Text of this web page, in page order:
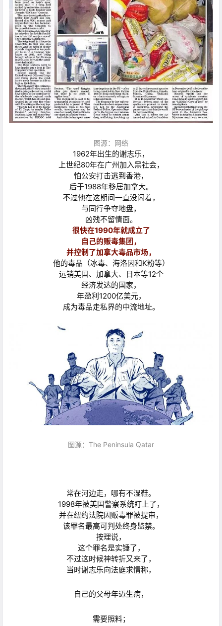
图源：网络
1962年出生的谢志乐，
上世纪80年在广州加入黑社会，
怕公安打击逃到香港，
后于1988年移居加拿大。
不过他在这期间一直没闲着，
与同行争夺地盘，
凶残不留情面。
很快在1990年就成立了
自己的贩毒集团，
并控制了加拿大毒品市场，
他的毒品（冰毒、海洛因和K粉等）
远销美国、加拿大、日本等12个
经济发达的国家，
年盈利1200亿美元，
成为毒品走私界的中流地址。
图源：The Peninsula Qatar
常在河边走， 哪有不湿鞋。
1998年被美国警察系统盯上了，
并在纽约法院因贩毒罪被提审，
该罪名最高可判处终身监禁。
按理说，
这个罪名是实锤了，
不过这时候神转折又来了，
当时谢志乐向法庭求情称，
自己的父母年迈生病，
需要照料；